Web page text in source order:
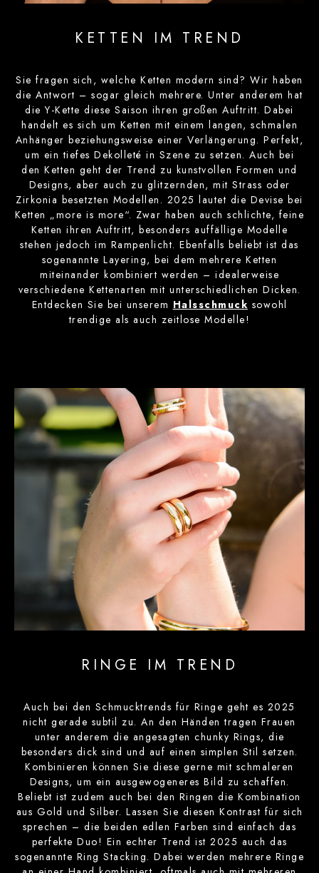
KETTEN IM TREND
Sie fragen sich, welche Ketten modern sind? Wir haben
die Antwort – sogar gleich mehrere. Unter anderem hat
die Y-Kette diese Saison ihren großen Auftritt. Dabei
handelt es sich um Ketten mit einem langen, schmalen
Anhänger beziehungsweise einer Verlängerung. Perfekt,
um ein tiefes Dekolleté in Szene zu setzen. Auch bei
den Ketten geht der Trend zu kunstvollen Formen und
Designs, aber auch zu glitzernden, mit Strass oder
Zirkonia besetzten Modellen. 2025 lautet die Devise bei
Ketten „more is more“. Zwar haben auch schlichte, feine
Ketten ihren Auftritt, besonders auffällige Modelle
stehen jedoch im Rampenlicht. Ebenfalls beliebt ist das
sogenannte Layering, bei dem mehrere Ketten
miteinander kombiniert werden – idealerweise
verschiedene Kettenarten mit unterschiedlichen Dicken.
Entdecken Sie bei unserem Halsschmuck sowohl
trendige als auch zeitlose Modelle!
RINGE IM TREND
Auch bei den Schmucktrends für Ringe geht es 2025
nicht gerade subtil zu. An den Händen tragen Frauen
unter anderem die angesagten chunky Rings, die
besonders dick sind und auf einen simplen Stil setzen.
Kombinieren können Sie diese gerne mit schmaleren
Designs, um ein ausgewogeneres Bild zu schaffen.
Beliebt ist zudem auch bei den Ringen die Kombination
aus Gold und Silber. Lassen Sie diesen Kontrast für sich
sprechen – die beiden edlen Farben sind einfach das
perfekte Duo! Ein echter Trend ist 2025 auch das
sogenannte Ring Stacking. Dabei werden mehrere Ringe